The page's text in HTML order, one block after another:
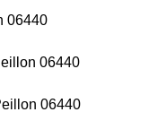
06440
06440
06440